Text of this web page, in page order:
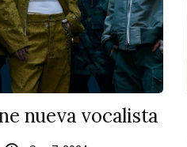
nueva vocalista